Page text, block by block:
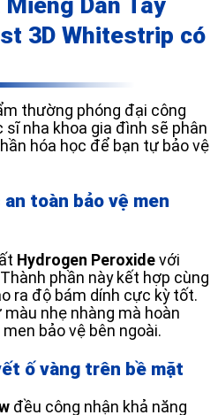
3D Whitestrip có
thường phóng đại công
sĩ nha khoa gia đình sẽ phân
hóa học để bạn tự bảo vệ
toàn bảo vệ men
Hydrogen Peroxide với
phần này kết hợp cùng
ra độ bám dính cực kỳ tốt.
nhẹ nhàng mà hoàn
bảo vệ bên ngoài.
ố vàng trên bề mặt
đều công nhận khả năng